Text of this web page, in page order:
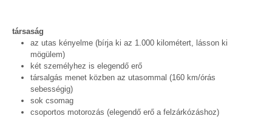
társaság
az utas kényelme (bírja ki az 1.000 kilométert, lásson ki
mögülem)
két személyhez is elegendő erő
társalgás menet közben az utasommal (160 km/órás
sebességig)
sok csomag
csoportos motorozás (elegendő erő a felzárkózáshoz)